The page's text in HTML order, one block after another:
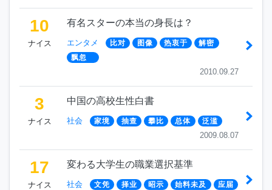
10
ナイス
有名スターの本当の身長は？
エンタメ 比对 图像 热衷于
解密
飘忽
2010.09.27
3
ナイス
中国の高校生性白書
社会 家境 抽查 攀比 总体 泛滥
2009.08.07
17
ナイス
変わる大学生の職業選択基準
社会 文凭 择业 昭示 始料未及 应届